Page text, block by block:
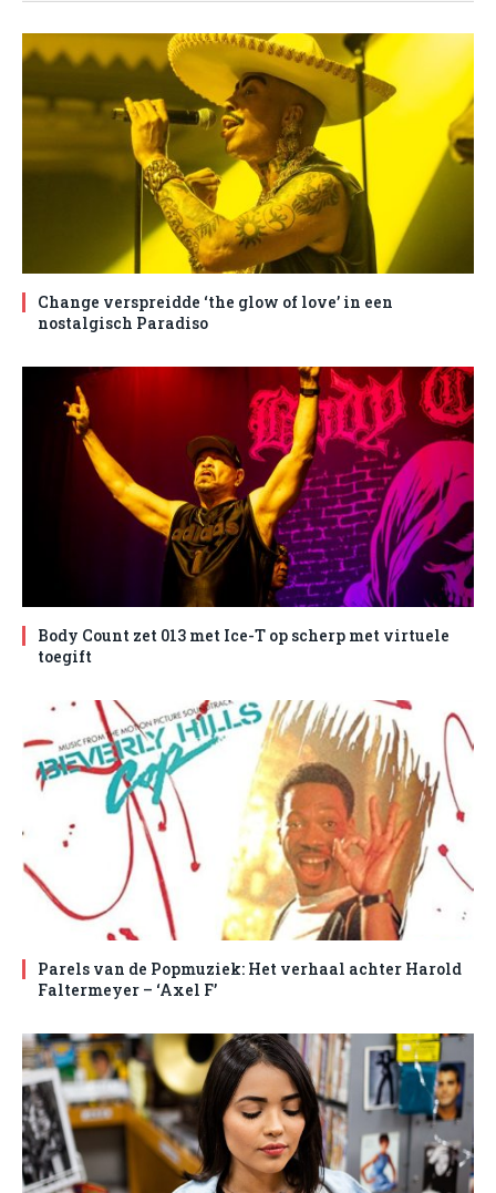
Change verspreidde ‘the glow of love’ in een
nostalgisch Paradiso
Body Count zet 013 met Ice-T op scherp met virtuele
toegift
Parels van de Popmuziek: Het verhaal achter Harold
Faltermeyer – ‘Axel F’